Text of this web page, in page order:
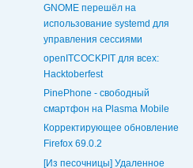
GNOME перешёл на
использование systemd для
управления сессиями
openITCOCKPIT для всех:
Hacktoberfest
PinePhone - свободный
смартфон на Plasma Mobile
Корректирующее обновление
Firefox 69.0.2
[Из песочницы] Удаленное